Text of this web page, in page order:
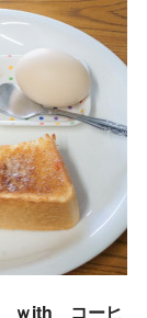
ｗith コーヒ